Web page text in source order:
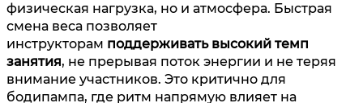
физическая нагрузка, но и атмосфера. Быстрая
смена веса позволяет
инструкторам поддерживать высокий темп
занятия, не прерывая поток энергии и не теряя
внимание участников. Это критично для
бодипампа, где ритм напрямую влияет на